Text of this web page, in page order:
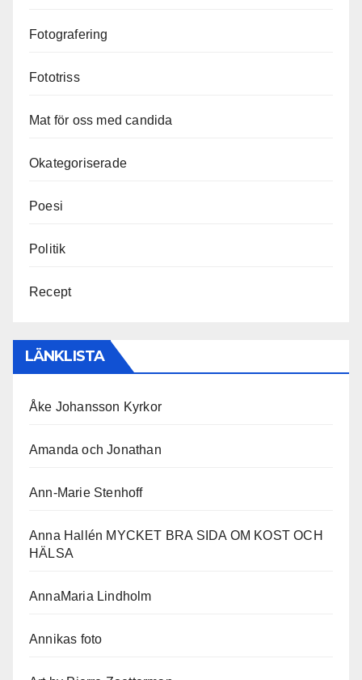
Fotografering
Fototriss
Mat för oss med candida
Okategoriserade
Poesi
Politik
Recept
LÄNKLISTA
Åke Johansson Kyrkor
Amanda och Jonathan
Ann-Marie Stenhoff
Anna Hallén MYCKET BRA SIDA OM KOST OCH
HÄLSA
AnnaMaria Lindholm
Annikas foto